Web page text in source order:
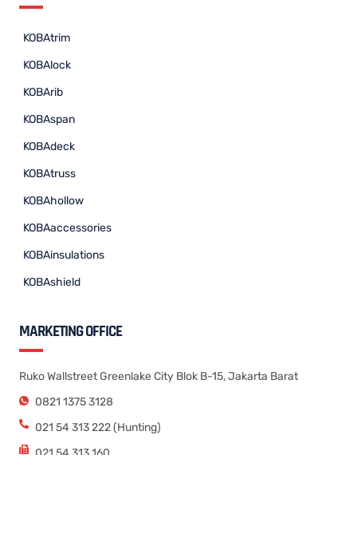
KOBAtrim
KOBAlock
KOBArib
KOBAspan
KOBAdeck
KOBAtruss
KOBAhollow
KOBAaccessories
KOBAinsulations
KOBAshield
MARKETING OFFICE
Ruko Wallstreet Greenlake City Blok B-15, Jakarta Barat
0821 1375 3128
021 54 313 222 (Hunting)
021 54 313 160